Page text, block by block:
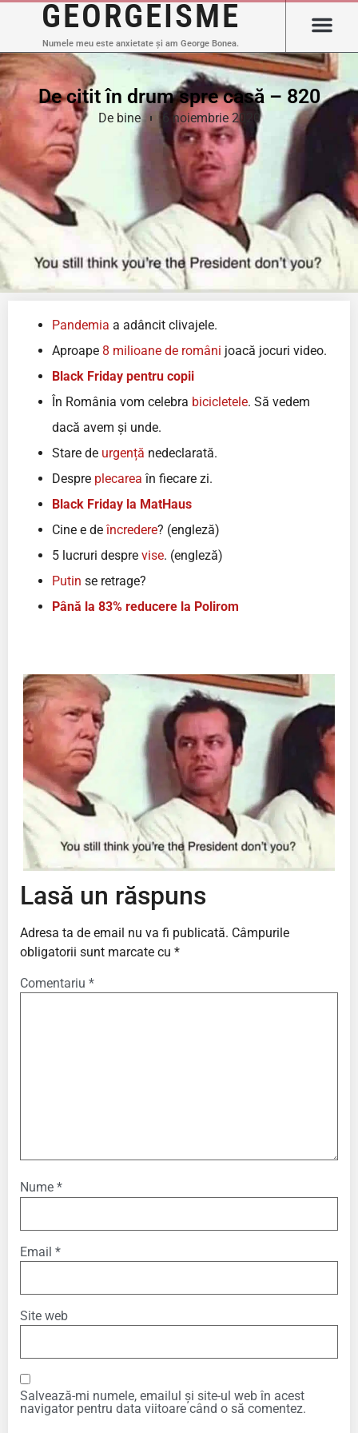
GEORGEISME
Numele meu este anxietate și am George Bonea.
De citit în drum spre casă – 820
De bine 6 noiembrie 2020
Pandemia a adâncit clivajele.
Aproape 8 milioane de români joacă jocuri video.
Black Friday pentru copii
În România vom celebra bicicletele. Să vedem
dacă avem și unde.
Stare de urgență nedeclarată.
Despre plecarea în fiecare zi.
Black Friday la MatHaus
Cine e deîncredere? (engleză)
5 lucruri despre vise. (engleză)
Putin se retrage?
Până la 83% reducere la Polirom
Lasă un răspuns
Adresa ta de email nu va fi publicată. Câmpurile
obligatorii sunt marcate cu *
Comentariu *
Nume *
Email *
Site web
Salvează-mi numele, emailul și site-ul web în acest
navigator pentru data viitoare când o să comentez.